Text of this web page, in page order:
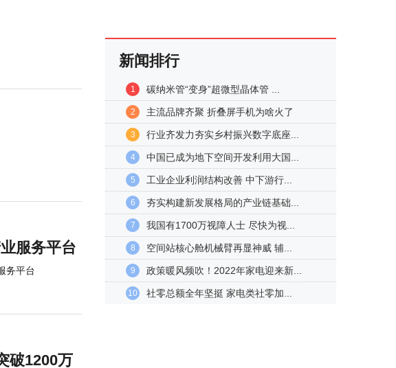
服务平台
务平台
破1200万
新闻排行
1 碳纳米管“变身”超微型晶体管 ...
2 主流品牌齐聚 折叠屏手机为啥火了
3 行业齐发力夯实乡村振兴数字底座...
4 中国已成为地下空间开发利用大国...
5 工业企业利润结构改善 中下游行...
6 夯实构建新发展格局的产业链基础...
7 我国有1700万视障人士 尽快为视...
8 空间站核心舱机械臂再显神威 辅...
9 政策暖风频吹！2022年家电迎来新...
10 社零总额全年坚挺 家电类社零加...